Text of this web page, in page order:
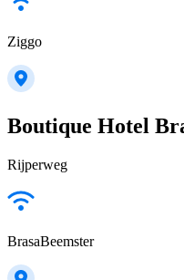
Ziggo
Boutique Hotel
Rijperweg
BrasaBeemster